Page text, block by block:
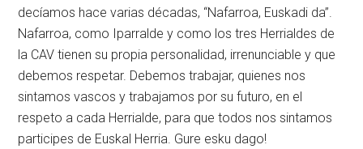
decíamos hace varias décadas, “Nafarroa, Euskadi da”.
Nafarroa, como Iparralde y como los tres Herrialdes de
la CAV tienen su propia personalidad, irrenunciable y que
debemos respetar. Debemos trabajar, quienes nos
sintamos vascos y trabajamos por su futuro, en el
respeto a cada Herrialde, para que todos nos sintamos
participes de Euskal Herria. Gure esku dago!